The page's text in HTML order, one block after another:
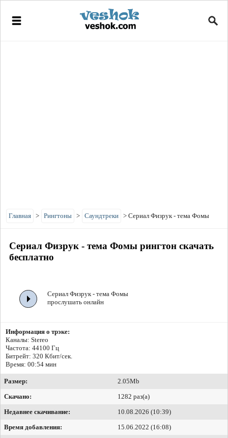
Главная > Рингтоны > Саундтреки > Сериал Физрук - тема Фомы
Сериал Физрук - тема Фомы рингтон скачать
бесплатно
Сериал Физрук - тема Фомы
прослушать онлайн
Информация о трэке:
Каналы: Stereo
Частота: 44100 Гц
Битрейт: 320 Кбит/сек.
Время: 00:54 мин
Размер:
2.05Mb
Скачано:
1282 раз(а)
Недавнее скачивание:
10.08.2026 (10:39)
Время добавления:
15.06.2022 (16:08)